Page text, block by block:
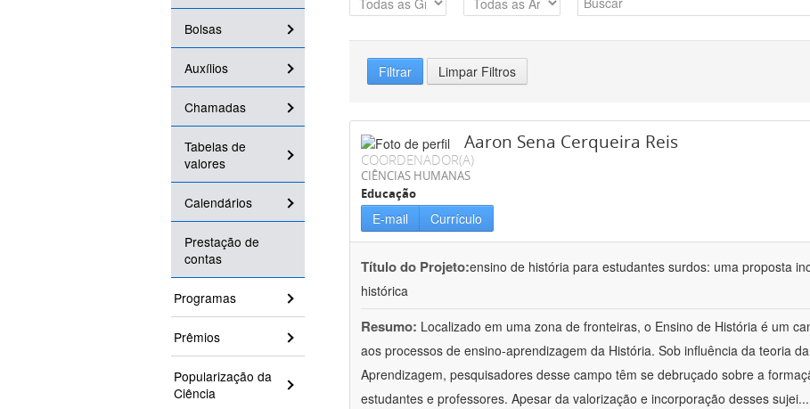
Bolsas
Auxílios
Chamadas
Tabelas de
valores
Calendários
Prestação de
contas
Programas
Prêmios
Popularização da
Ciência
Filtrar Limpar Filtros
Aaron Sena Cerqueira Reis
COORDENADOR(A)
CIÊNCIAS HUMANAS
Educação
E-mail Currículo
Título do Projeto:ensino de história para estudantes surdos: uma proposta
histórica
Resumo: Localizado em uma zona de fronteiras, o Ensino de História é um
aos processos de ensino-aprendizagem da História. Sob influência da teoria
Aprendizagem, pesquisadores desse campo têm se debruçado sobre a
estudantes e professores. Apesar da valorização e incorporação desses sujei...